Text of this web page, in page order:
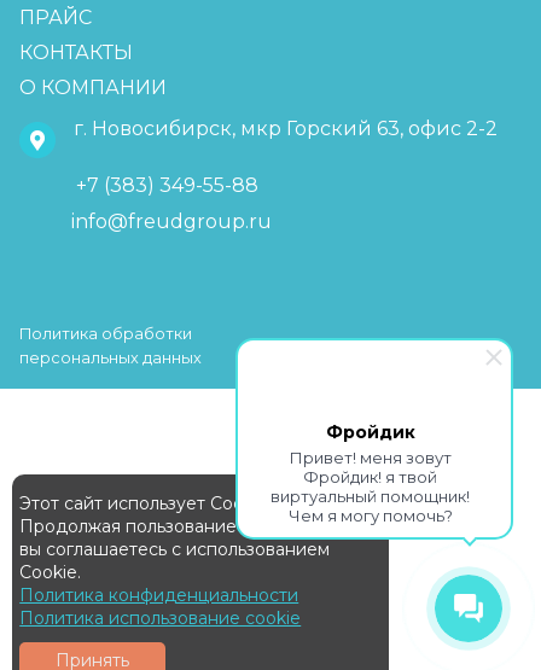
Фройдик
Привет! меня зовут
Фройдик! я твой
виртуальный помощник!
Чем я могу помочь?
ПРАЙС
КОНТАКТЫ
О КОМПАНИИ
г. Новосибирск, мкр Горский 63, офис 2-2
+7 (383) 349-55-88
info@freudgroup.ru
Политика обработки
персональных данных
Этот сайт использует Cookie
Продолжая пользование сайтом,
вы соглашаетесь с использованием
Cookie.
Политика конфиденциальности
Политика использование cookie
Принять